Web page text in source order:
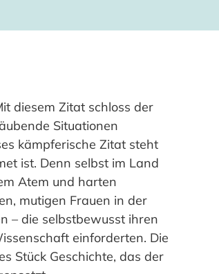
diesem Zitat schloss der
Situationen
kämpferische Zitat steht
ist. Denn selbst im Land
Atem und harten
mutigen Frauen in der
– die selbstbewusst ihren
einforderten. Die
Stück Geschichte, das der